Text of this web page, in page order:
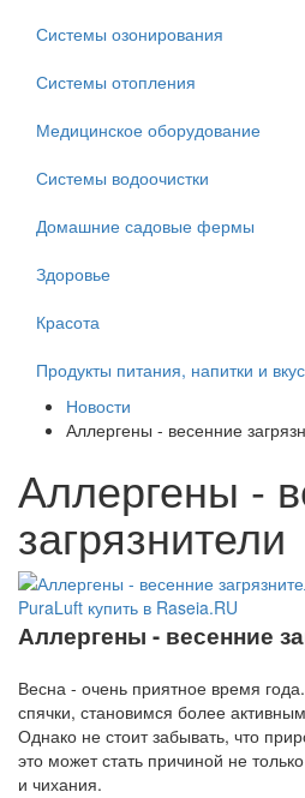
Системы озонирования
Системы отопления
Медицинское оборудование
Системы водоочистки
Домашние садовые фермы
Здоровье
Красота
Продукты питания, напитки и
Новости
Аллергены - весенние
Аллергены -
загрязнители
Аллергены - весенние
Весна - очень приятное время
спячки, становимся более
Однако не стоит забывать, что
это может стать причиной не
и чихания.